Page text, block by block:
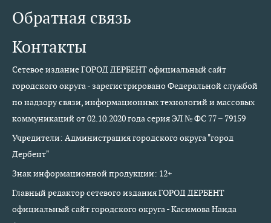
Обратная связь
Контакты
Сетевое издание ГОРОД ДЕРБЕНТ официальный сайт
городского округа - зарегистрировано Федеральной службой
по надзору связи, информационных технологий и массовых
коммуникаций от 02.10.2020 года серия ЭЛ № ФС 77 – 79159
Учредители: Администрация городского округа "город
Дербент"
Знак информационной продукции: 12+
Главный редактор сетевого издания ГОРОД ДЕРБЕНТ
официальный сайт городского округа - Касимова Наида